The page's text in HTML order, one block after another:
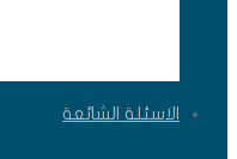
الاسئلة الشائعة